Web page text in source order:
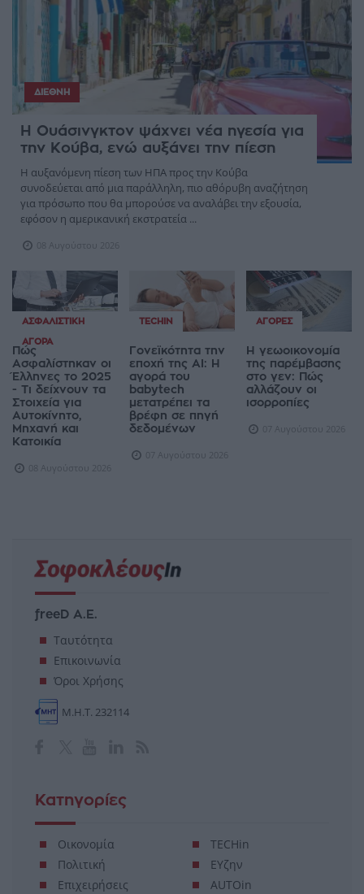
ΔΙΕΘΝΉ
Η Ουάσινγκτον ψάχνει νέα ηγεσία για
την Κούβα, ενώ αυξάνει την πίεση
Η αυξανόμενη πίεση των ΗΠΑ προς την Κούβα
συνοδεύεται από μια παράλληλη, πιο αθόρυβη αναζήτηση
για πρόσωπο που θα μπορούσε να αναλάβει την εξουσία,
εφόσον η αμερικανική εκστρατεία ...
08 Αυγούστου 2026
ΑΣΦΑΛΙΣΤΙΚΉ
ΑΓΟΡΆ
Πώς
Ασφαλίστηκαν οι
Έλληνες το 2025
- Τι δείχνουν τα
Στοιχεία για
Αυτοκίνητο,
Μηχανή και
Κατοικία
08 Αυγούστου 2026
TECHIN
Γονεϊκότητα την
εποχή της AI: Η
αγορά του
babytech
μετατρέπει τα
βρέφη σε πηγή
δεδομένων
07 Αυγούστου 2026
ΑΓΟΡΈΣ
Η γεωοικονομία
της παρέμβασης
στο γεν: Πώς
αλλάζουν οι
ισορροπίες
07 Αυγούστου 2026
freeD Α.Ε.
Ταυτότητα
Επικοινωνία
Όροι Χρήσης
Μ.Η.Τ. 232114
Κατηγορίες
Οικονομία
Πολιτική
Επιχειρήσεις
TECHin
ΕΥζην
AUTOin